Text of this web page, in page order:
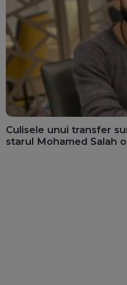
Culisele unui transfer
starul Mohamed Salah